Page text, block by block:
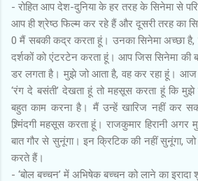
- रोहित आप देश-दुनिया के हर तरह के सिनेमा से
आप ही श्रेष्ठ फिल्म कर रहे हैं और दूसरी तरह का
0 मैं सबकी कद्र करता हूं। उनका सिनेमा अच्छा है,
दर्शकों को एंटरटेन करता हूं। आप जिस सिनेमा की
डर लगता है। मुझे जो आता है, वह कर रहा हूं। आज भी
‘रंग दे बसंती’ देखता हूं तो महसूस करता हूं कि
बहुत काम करना है। मैं उन्हें खारिज नहीं कर
श्र्मिंदगी महसूस करता हूं। राजकुमार हिरानी
बात गौर से सुनूंगा। इन क्रिटिक की नहीं सुनूंगा,
करते हैं।
- ‘बोल बच्चन’ में अभिषेक बच्चन को लाने का इरादा